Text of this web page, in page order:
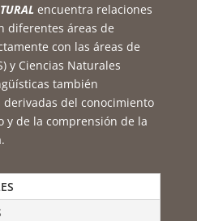
encuentra relaciones
diferentes áreas de
con las áreas de
y Ciencias Naturales
también
del conocimiento
y de la comprensión de la